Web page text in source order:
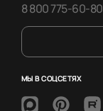
8 800 775-60-80
МЫ В СОЦСЕТЯХ